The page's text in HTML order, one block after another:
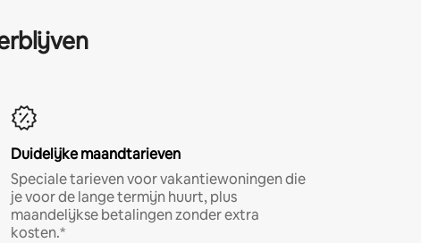
Duidelijke maandtarieven
Speciale tarieven voor vakantiewoningen die
je voor de lange termijn huurt, plus
maandelijkse betalingen zonder extra
kosten.*